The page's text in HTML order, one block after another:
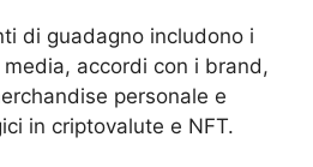
di guadagno includono i
accordi con i brand,
personale e
in criptovalute e NFT.